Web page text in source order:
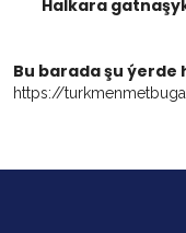
Halkara
Bu barada şu ýerde
https://